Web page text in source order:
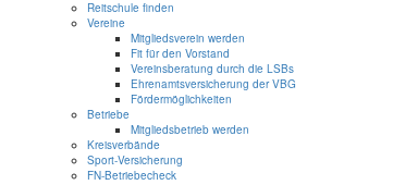
Reitschule finden
Vereine
Mitgliedsverein werden
Fit für den Vorstand
Vereinsberatung durch die LSBs
Ehrenamtsversicherung der VBG
Fördermöglichkeiten
Betriebe
Mitgliedsbetrieb werden
Kreisverbände
Sport-Versicherung
FN-Betriebecheck